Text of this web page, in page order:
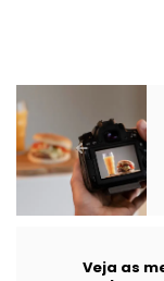
Veja as